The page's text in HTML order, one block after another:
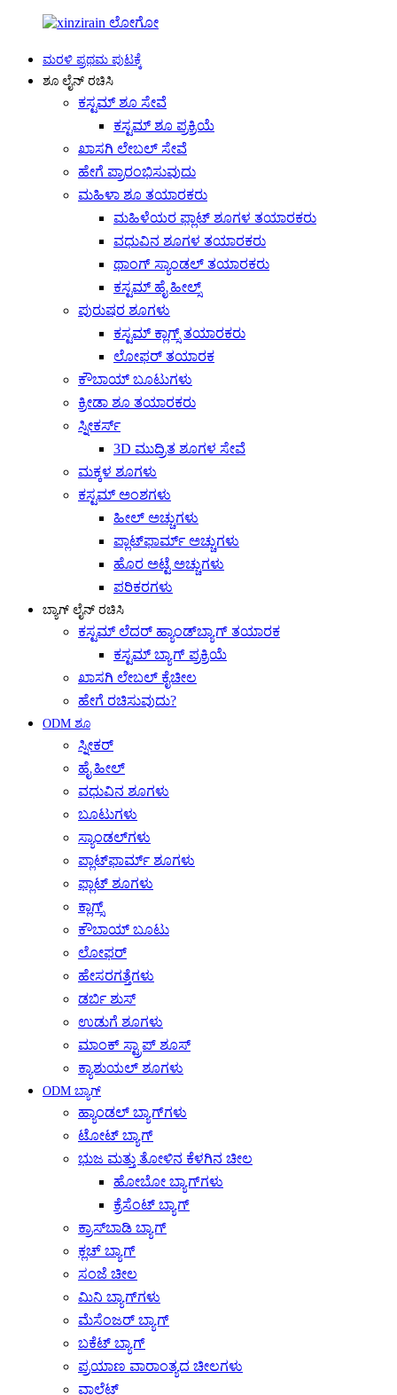
ಮರಳಿ ಪ್ರಥಮ ಪುಟಕ್ಕೆ
ಶೂ ಲೈನ್ ರಚಿಸಿ
ಕಸ್ಟಮ್ ಶೂ ಸೇವೆ
ಕಸ್ಟಮ್ ಶೂ ಪ್ರಕ್ರಿಯೆ
ಖಾಸಗಿ ಲೇಬಲ್ ಸೇವೆ
ಹೇಗೆ ಪ್ರಾರಂಭಿಸುವುದು
ಮಹಿಳಾ ಶೂ ತಯಾರಕರು
ಮಹಿಳೆಯರ ಫ್ಲಾಟ್ ಶೂಗಳ ತಯಾರಕರು
ವಧುವಿನ ಶೂಗಳ ತಯಾರಕರು
ಥಾಂಗ್ ಸ್ಯಾಂಡಲ್ ತಯಾರಕರು
ಕಸ್ಟಮ್ ಹೈ ಹೀಲ್ಸ್
ಪುರುಷರ ಶೂಗಳು
ಕಸ್ಟಮ್ ಕ್ಲಾಗ್ಸ್ ತಯಾರಕರು
ಲೋಫರ್ ತಯಾರಕ
ಕೌಬಾಯ್ ಬೂಟುಗಳು
ಕ್ರೀಡಾ ಶೂ ತಯಾರಕರು
ಸ್ನೀಕರ್ಸ್
3D ಮುದ್ರಿತ ಶೂಗಳ ಸೇವೆ
ಮಕ್ಕಳ ಶೂಗಳು
ಕಸ್ಟಮ್ ಅಂಶಗಳು
ಹೀಲ್ ಅಚ್ಚುಗಳು
ಪ್ಲಾಟ್‌ಫಾರ್ಮ್ ಅಚ್ಚುಗಳು
ಹೊರ ಅಟ್ಟೆ ಅಚ್ಚುಗಳು
ಪರಿಕರಗಳು
ಬ್ಯಾಗ್ ಲೈನ್ ರಚಿಸಿ
ಕಸ್ಟಮ್ ಲೆದರ್ ಹ್ಯಾಂಡ್‌ಬ್ಯಾಗ್ ತಯಾರಕ
ಕಸ್ಟಮ್ ಬ್ಯಾಗ್ ಪ್ರಕ್ರಿಯೆ
ಖಾಸಗಿ ಲೇಬಲ್ ಕೈಚೀಲ
ಹೇಗೆ ರಚಿಸುವುದು?
ODM ಶೂ
ಸ್ನೀಕರ್
ಹೈ ಹೀಲ್
ವಧುವಿನ ಶೂಗಳು
ಬೂಟುಗಳು
ಸ್ಯಾಂಡಲ್‌ಗಳು
ಪ್ಲಾಟ್‌ಫಾರ್ಮ್ ಶೂಗಳು
ಫ್ಲಾಟ್ ಶೂಗಳು
ಕ್ಲಾಗ್ಸ್
ಕೌಬಾಯ್ ಬೂಟು
ಲೋಫರ್
ಹೇಸರಗತ್ತೆಗಳು
ಡರ್ಬಿ ಶುಸ್
ಉಡುಗೆ ಶೂಗಳು
ಮಾಂಕ್ ಸ್ಟ್ರಾಪ್ ಶೂಸ್
ಕ್ಯಾಶುಯಲ್ ಶೂಗಳು
ODM ಬ್ಯಾಗ್
ಹ್ಯಾಂಡಲ್ ಬ್ಯಾಗ್‌ಗಳು
ಟೋಟ್ ಬ್ಯಾಗ್
ಭುಜ ಮತ್ತು ತೋಳಿನ ಕೆಳಗಿನ ಚೀಲ
ಹೋಬೋ ಬ್ಯಾಗ್‌ಗಳು
ಕ್ರೆಸೆಂಟ್ ಬ್ಯಾಗ್
ಕ್ರಾಸ್‌ಬಾಡಿ ಬ್ಯಾಗ್
ಕ್ಲಚ್ ಬ್ಯಾಗ್
ಸಂಜೆ ಚೀಲ
ಮಿನಿ ಬ್ಯಾಗ್‌ಗಳು
ಮೆಸೆಂಜರ್ ಬ್ಯಾಗ್
ಬಕೆಟ್ ಬ್ಯಾಗ್
ಪ್ರಯಾಣ ವಾರಾಂತ್ಯದ ಚೀಲಗಳು
ವಾಲೆಟ್